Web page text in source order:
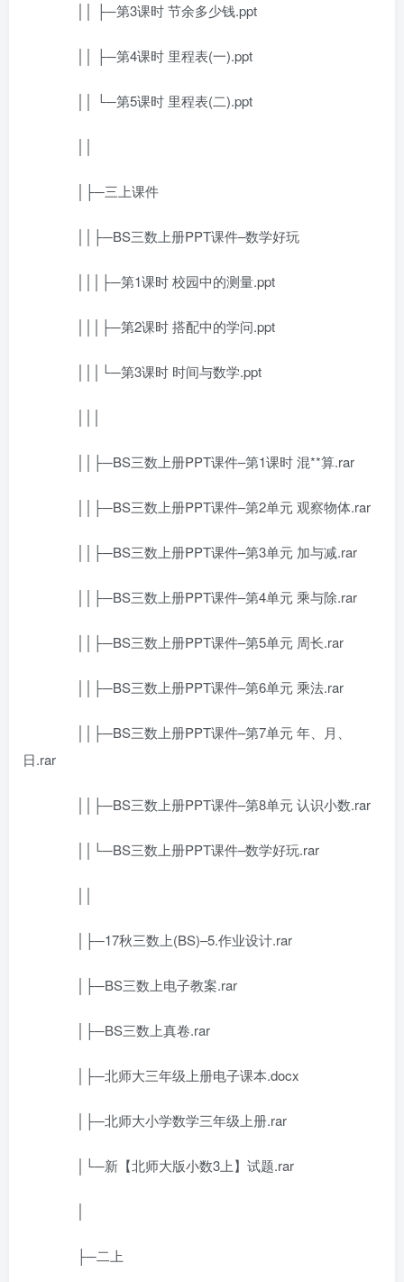
││ ├─第3课时 节余多少钱.ppt
││ ├─第4课时 里程表(一).ppt
││ └─第5课时 里程表(二).ppt
│├─三上课件
││├─BS三数上册PPT课件–数学好玩
│││├─第1课时 校园中的测量.ppt
│││├─第2课时 搭配中的学问.ppt
│││└─第3课时 时间与数学.ppt
││├─BS三数上册PPT课件–第1课时 混**算.rar
││├─BS三数上册PPT课件–第2单元 观察物体.rar
││├─BS三数上册PPT课件–第3单元 加与减.rar
││├─BS三数上册PPT课件–第4单元 乘与除.rar
││├─BS三数上册PPT课件–第5单元 周长.rar
││├─BS三数上册PPT课件–第6单元 乘法.rar
││├─BS三数上册PPT课件–第7单元 年、月、
日.rar
││├─BS三数上册PPT课件–第8单元 认识小数.rar
││└─BS三数上册PPT课件–数学好玩.rar
│├─17秋三数上(BS)–5.作业设计.rar
│├─BS三数上电子教案.rar
│├─BS三数上真卷.rar
│├─北师大三年级上册电子课本.docx
│├─北师大小学数学三年级上册.rar
│└─新【北师大版小数3上】试题.rar
├─二上